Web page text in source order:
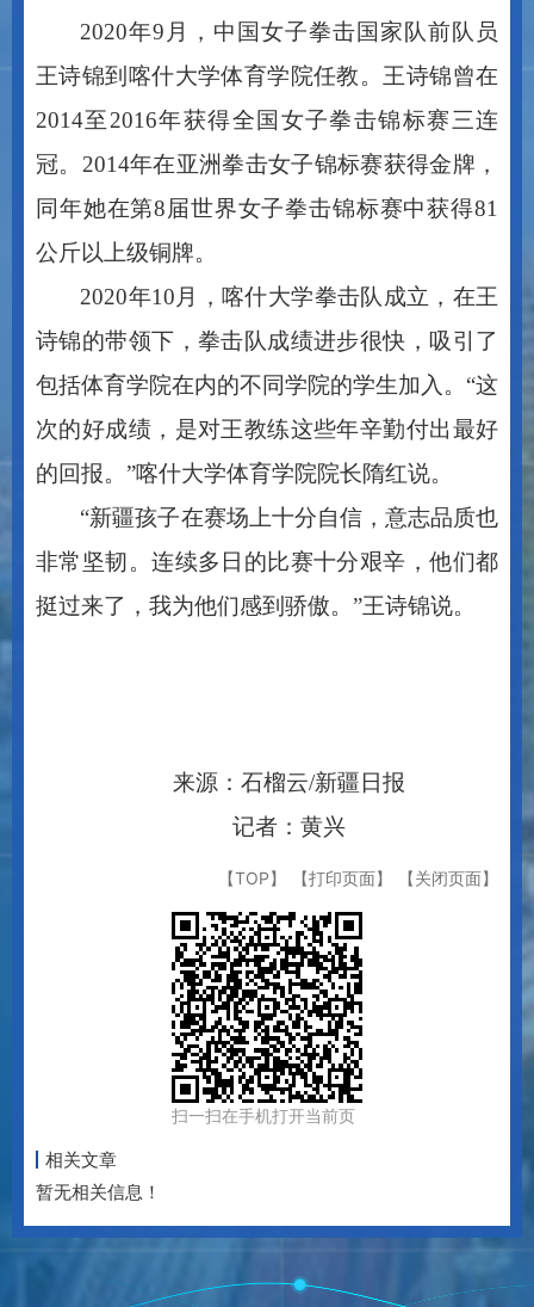
王诗锦到喀什大学体育学院任教。王诗锦曾在
2014至2016年获得全国女子拳击锦标赛三连
冠。2014年在亚洲拳击女子锦标赛获得金牌，
同年她在第8届世界女子拳击锦标赛中获得81
公斤以上级铜牌。
2020年10月，喀什大学拳击队成立，在王
诗锦的带领下，拳击队成绩进步很快，吸引了
包括体育学院在内的不同学院的学生加入。“这
次的好成绩，是对王教练这些年辛勤付出最好
的回报。”喀什大学体育学院院长隋红说。
“新疆孩子在赛场上十分自信，意志品质也
非常坚韧。连续多日的比赛十分艰辛，他们都
挺过来了，我为他们感到骄傲。”王诗锦说。
记者：黄兴
【TOP】 【打印页面】
扫一扫在手机打开当前页
主办：新疆维吾尔自治区体育局 承办：新疆维吾尔自治区体育局